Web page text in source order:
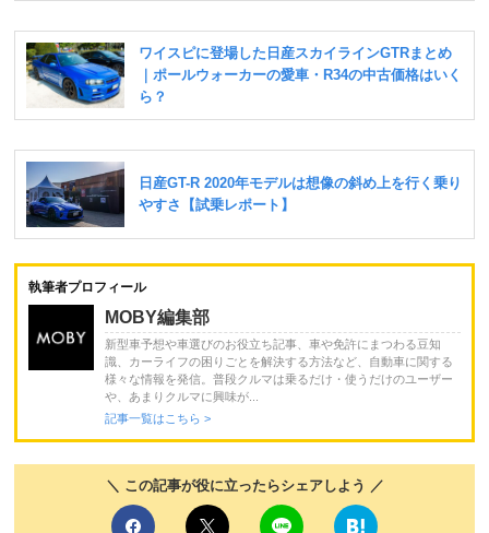
執筆者プロフィール
MOBY編集部
新型車予想や車選びのお役立ち記事、車や免許にまつわる豆知
識、カーライフの困りごとを解決する方法など、自動車に関する
様々な情報を発信。普段クルマは乗るだけ・使うだけのユーザー
や、あまりクルマに興味が...
記事一覧はこちら >
＼ この記事が役に立ったらシェアしよう ／